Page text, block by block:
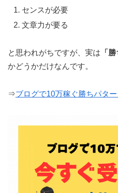
センスが必要
文章力が要る
と思われがちですが、実は 「
かどうかだけなんです。
⇒ブログで10万稼ぐ勝ちパタ